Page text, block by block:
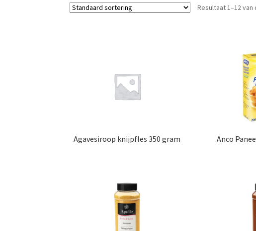
Resultaat 1–12
Agavesiroop knijpfles 350 gram Anco